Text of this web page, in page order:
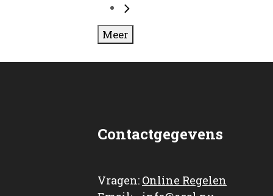
Meer
Contactgegevens
Vragen: Online Regelen